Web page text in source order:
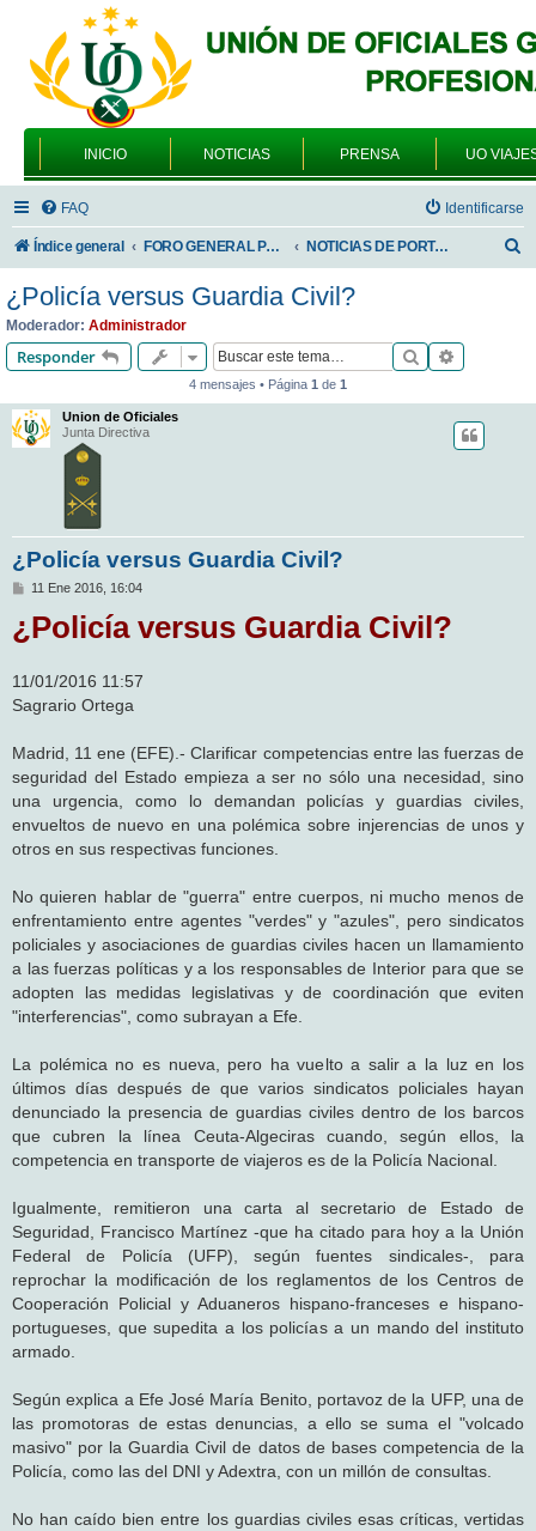
INICIO NOTICIAS PRENSA UO
FAQ Identificarse
Índice general FORO GENERAL PARA TODOS LOS USUARIOS NOTICIAS DE PORTADA
r
¿Policía versus Guardia Civil?
Moderador: Administrador
Responder Buscar
4 mensajes • Página 1 de 1
Union de Oficiales
Junta Directiva
¿Policía versus Guardia Civil?
M
n
s
e
11 Ene 2016, 16:04
¿Policía versus Guardia Civil?
11/01/2016 11:57
Sagrario Ortega
Madrid, 11 ene (EFE).- Clarificar competencias entre las fuerzas de
seguridad del Estado empieza a ser no sólo una necesidad, sino
una urgencia, como lo demandan policías y guardias civiles,
envueltos de nuevo en una polémica sobre injerencias de unos y
otros en sus respectivas funciones.
No quieren hablar de "guerra" entre cuerpos, ni mucho menos de
enfrentamiento entre agentes "verdes" y "azules", pero sindicatos
policiales y asociaciones de guardias civiles hacen un llamamiento
a las fuerzas políticas y a los responsables de Interior para que se
adopten las medidas legislativas y de coordinación que eviten
"interferencias", como subrayan a Efe.
La polémica no es nueva, pero ha vuelto a salir a la luz en los
últimos días después de que varios sindicatos policiales hayan
denunciado la presencia de guardias civiles dentro de los barcos
que cubren la línea Ceuta-Algeciras cuando, según ellos, la
competencia en transporte de viajeros es de la Policía Nacional.
Igualmente, remitieron una carta al secretario de Estado de
Seguridad, Francisco Martínez -que ha citado para hoy a la Unión
Federal de Policía (UFP), según fuentes sindicales-, para
reprochar la modificación de los reglamentos de los Centros de
Cooperación Policial y Aduaneros hispano-franceses e hispano-
portugueses, que supedita a los policías a un mando del instituto
armado.
Según explica a Efe José María Benito, portavoz de la UFP, una de
las promotoras de estas denuncias, a ello se suma el "volcado
masivo" por la Guardia Civil de datos de bases competencia de la
Policía, como las del DNI y Adextra, con un millón de consultas.
No han caído bien entre los guardias civiles esas críticas, vertidas